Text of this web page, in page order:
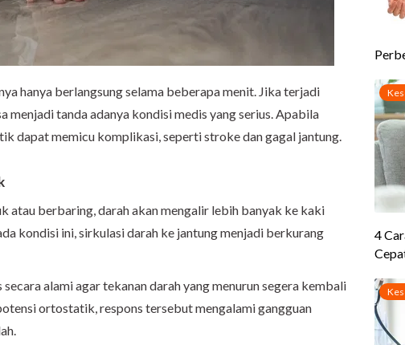
hanya berlangsung selama beberapa menit. Jika terjadi
tanda adanya kondisi medis yang serius. Apabila
dapat memicu komplikasi, seperti stroke dan gagal jantung.
atau berbaring, darah akan mengalir lebih banyak ke kaki
kondisi ini, sirkulasi darah ke jantung menjadi berkurang
alami agar tekanan darah yang menurun segera kembali
ortostatik, respons tersebut mengalami gangguan